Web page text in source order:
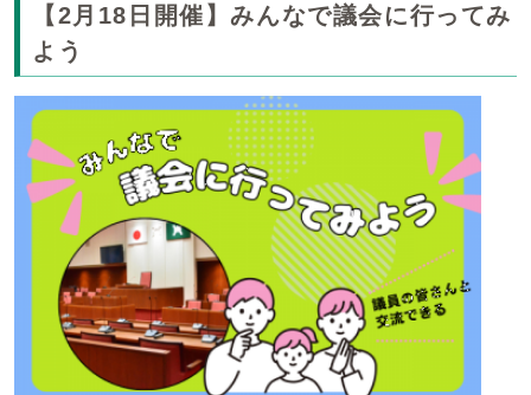
【2月18日開催】みんなで議会に行ってみ
よう